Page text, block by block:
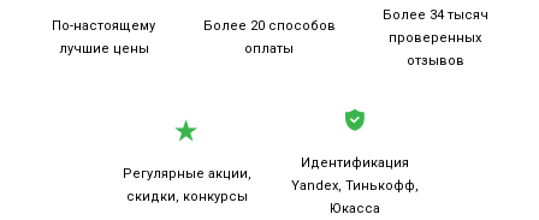
По-настоящему
лучшие цены
Более 20 способов
оплаты
Более 34 тысяч
проверенных
отзывов
Регулярные акции,
скидки, конкурсы
Идентификация
Yandex, Тинькофф,
Юкасса